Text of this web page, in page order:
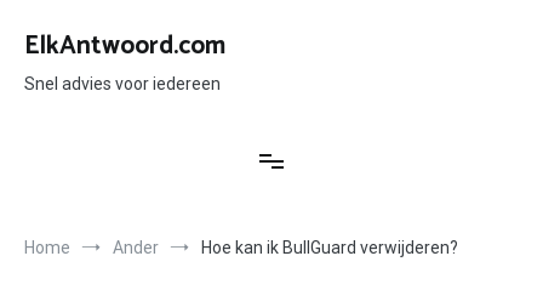
naar
inhoud
ElkAntwoord.com
Snel advies voor iedereen
Home Ander Hoe kan ik BullGuard verwijderen?